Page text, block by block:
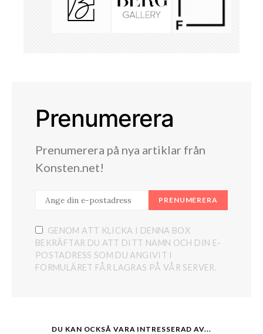
Prenumerera
Prenumerera på nya artiklar från
Konsten.net!
PRENUMERERA
GENOM ATT KLICKA I DENNA BOX
BEKRÄFTAR DU ATT DITT NAMN OCH DIN E-
POSTADRESS SOM DU ANGIVIT I
FORMULÄRET FÅR LAGRAS PÅ VÅR SERVER.
DU KAN OCKSÅ VARA INTRESSERAD AV...